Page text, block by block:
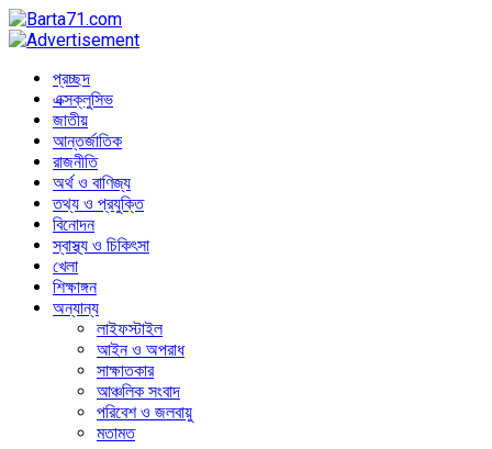
প্রচ্ছদ
এক্সক্লুসিভ
জাতীয়
আন্তর্জাতিক
রাজনীতি
অর্থ ও বাণিজ্য
তথ্য ও প্রযুক্তি
বিনোদন
স্বাস্থ্য ও চিকিৎসা
খেলা
শিক্ষাঙ্গন
অন্যান্য
লাইফস্টাইল
আইন ও অপরাধ
সাক্ষাতকার
আঞ্চলিক সংবাদ
পরিবেশ ও জলবায়ু
মতামত